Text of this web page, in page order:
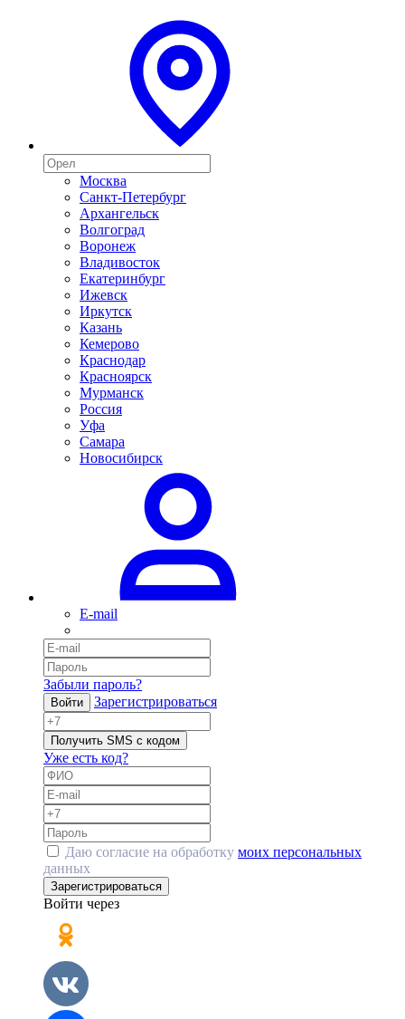
Москва
Санкт-Петербург
Архангельск
Волгоград
Воронеж
Владивосток
Екатеринбург
Ижевск
Иркутск
Казань
Кемерово
Краснодар
Красноярск
Мурманск
Россия
Уфа
Самара
Новосибирск
E-mail
Забыли пароль?
Войти Зарегистрироваться
Получить SMS с кодом
Уже есть код?
Даю согласие на обработку моих персональных
данных
Зарегистрироваться
Войти через